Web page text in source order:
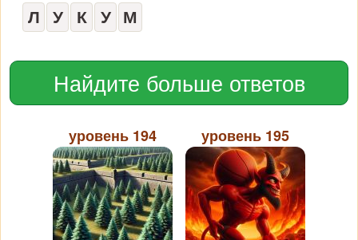
Л У К У М
Найдите больше ответов
уровень 194 уровень 195